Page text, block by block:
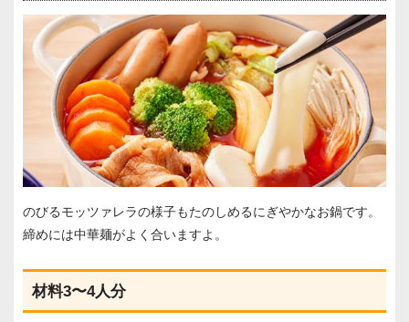
のびるモッツァレラの様子もたのしめるにぎやかなお鍋です。
締めには中華麺がよく合いますよ。
材料3〜4人分